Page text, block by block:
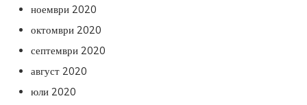
ноември 2020
октомври 2020
септември 2020
август 2020
юли 2020